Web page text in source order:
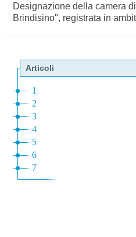
Designazione della camera
Brindisino", registrata in